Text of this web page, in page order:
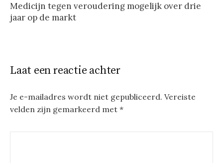
Medicijn tegen veroudering mogelijk over drie
jaar op de markt
Laat een reactie achter
Je e-mailadres wordt niet gepubliceerd. Vereiste
velden zijn gemarkeerd met *